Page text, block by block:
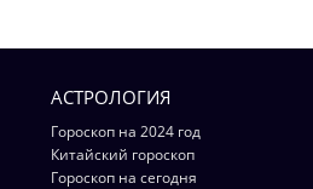
АСТРОЛОГИЯ
Гороскоп на 2024 год
Китайский гороскоп
Гороскоп на сегодня